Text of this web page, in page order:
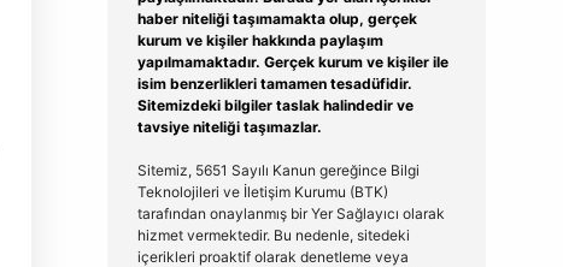
haber niteliği taşımamakta olup, gerçek
kurum ve kişiler hakkında paylaşım
yapılmamaktadır. Gerçek kurum ve kişiler ile
isim benzerlikleri tamamen tesadüfidir.
Sitemizdeki bilgiler taslak halindedir ve
tavsiye niteliği taşımazlar.
Sitemiz, 5651 Sayılı Kanun gereğince Bilgi
Teknolojileri ve İletişim Kurumu (BTK)
tarafından onaylanmış bir Yer Sağlayıcı olarak
hizmet vermektedir. Bu nedenle, sitedeki
içerikleri proaktif olarak denetleme veya